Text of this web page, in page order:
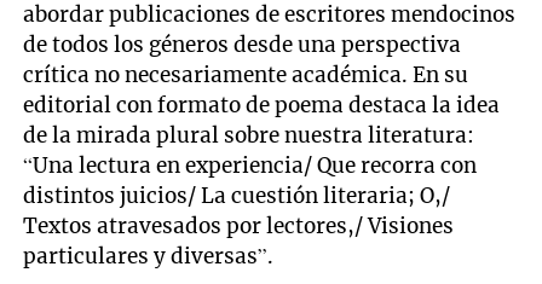
abordar publicaciones de escritores mendocinos
de todos los géneros desde una perspectiva
crítica no necesariamente académica. En su
editorial con formato de poema destaca la idea
de la mirada plural sobre nuestra literatura:
“Una lectura en experiencia/ Que recorra con
distintos juicios/ La cuestión literaria; O,/
Textos atravesados por lectores,/ Visiones
particulares y diversas”.